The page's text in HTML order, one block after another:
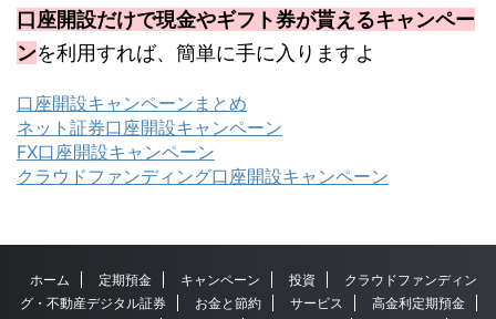
口座開設だけで現金やギフト券が貰えるキャンペー
ンを利用すれば、簡単に手に入りますよ
口座開設キャンペーンまとめ
ネット証券口座開設キャンペーン
FX口座開設キャンペーン
クラウドファンディング口座開設キャンペーン
ホーム 定期預金 キャンペーン 投資
クラウドファンディン
グ・不動産デジタル証券
お金と節約 サービス
高金利定期預金